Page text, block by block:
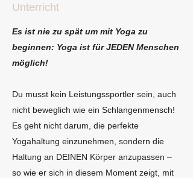
Unterricht
Es ist nie zu spät um mit Yoga zu
beginnen: Yoga ist für JEDEN Menschen
möglich!
Du musst kein Leistungssportler sein, auch
nicht beweglich wie ein Schlangenmensch!
Es geht nicht darum, die perfekte
Yogahaltung einzunehmen, sondern die
Haltung an DEINEN Körper anzupassen –
so wie er sich in diesem Moment zeigt, mit